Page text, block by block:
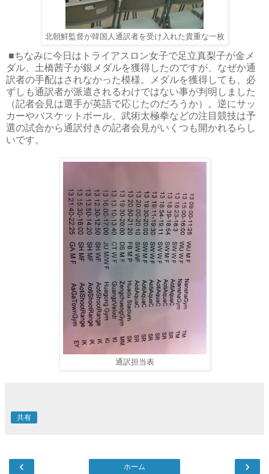
北朝鮮監督が韓国人通訳者を受け入れた貴重な一枚
■ちなみに今日はトライアスロン女子で足立真梨子が金メ
ダル、土橋茜子が銀メダルを獲得したのですが、なぜか通
訳者の手配はされなかった模様。メダルを獲得しても、必
ずしも通訳者が派遣されるわけではない事が判明しました
（記者会見は選手が英語で応じたのだろうか）。逆にサッ
カーやバスケットボール、武術太極拳などの注目競技は予
選の試合から通訳付きの記者会見がいくつも開かれるらし
いです。
通訳担当表
共有
‹ ›
ホーム